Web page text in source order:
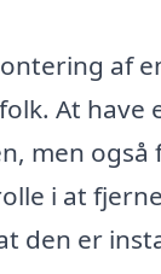
af
At
men
i at
den er